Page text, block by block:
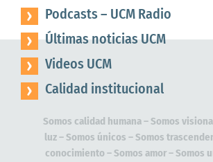
Podcasts – UCM Radio
Últimas noticias UCM
Videos UCM
Calidad institucional
Somos calidad humana – Somos
luz – Somos únicos – Somos
conocimiento – Somos amor – Somos